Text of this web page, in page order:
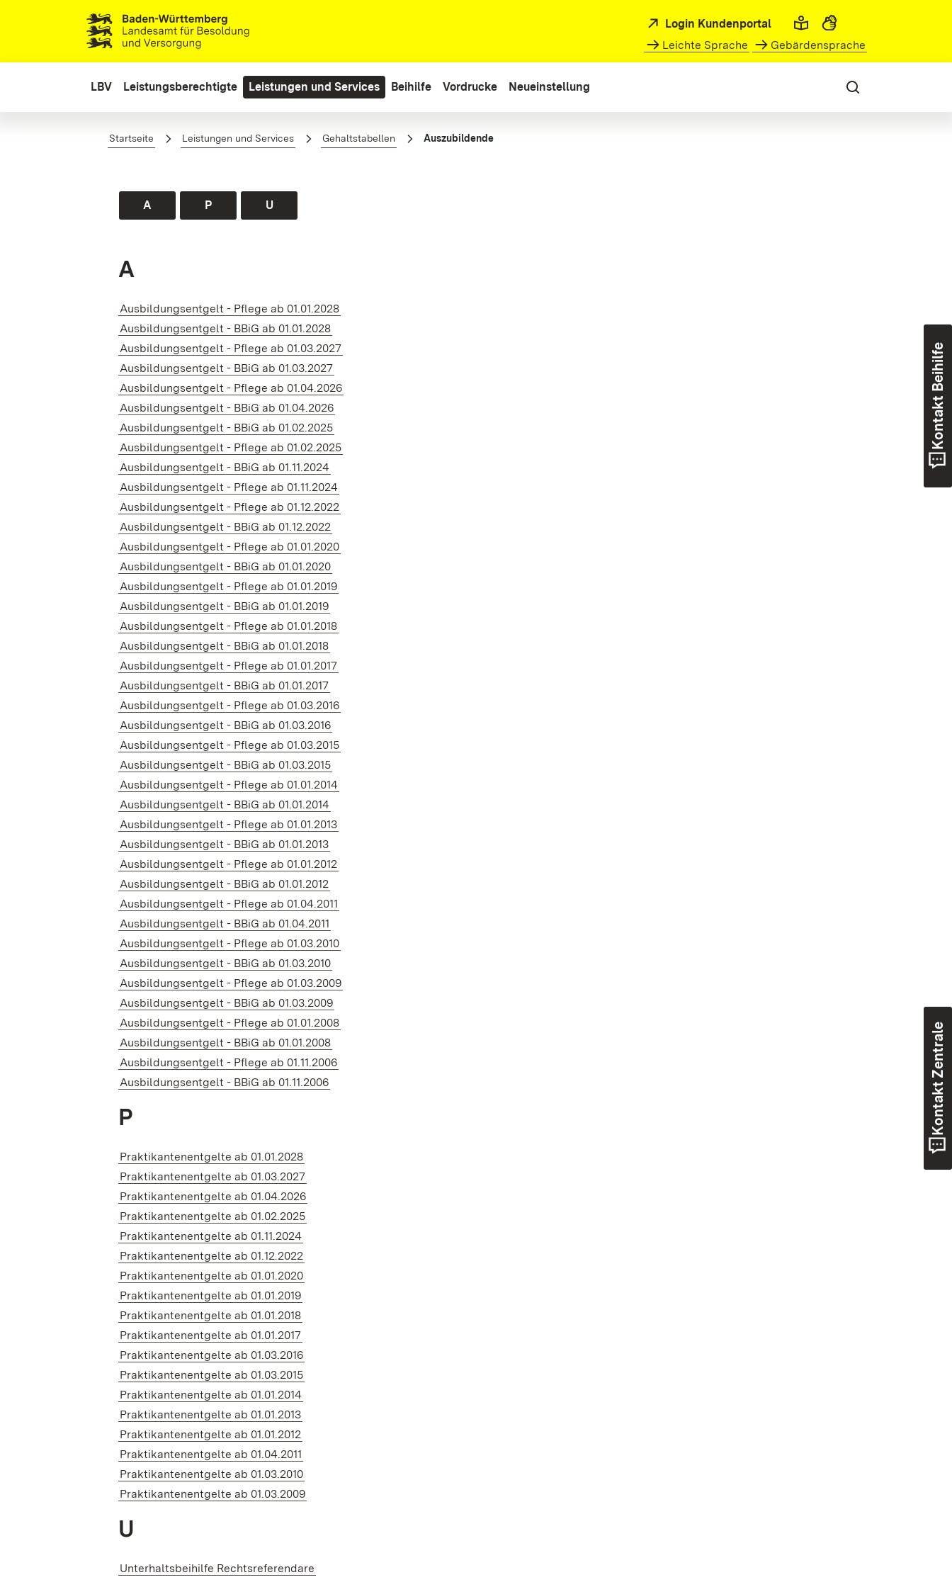
Zum Hauptinhalt springen
Login Kundenportal
Leichte Sprache
Gebärdensprache
LBV Leistungsberechtigte Leistungen und Services Beihilfe Vordrucke Neueinstellung
Startseite Leistungen und Services Gehaltstabellen Auszubildende
A P U
A
Ausbildungsentgelt - Pflege ab 01.01.2028
Ausbildungsentgelt - BBiG ab 01.01.2028
Ausbildungsentgelt - Pflege ab 01.03.2027
Ausbildungsentgelt - BBiG ab 01.03.2027
Ausbildungsentgelt - Pflege ab 01.04.2026
Ausbildungsentgelt - BBiG ab 01.04.2026
Ausbildungsentgelt - BBiG ab 01.02.2025
Ausbildungsentgelt - Pflege ab 01.02.2025
Ausbildungsentgelt - BBiG ab 01.11.2024
Ausbildungsentgelt - Pflege ab 01.11.2024
Ausbildungsentgelt - Pflege ab 01.12.2022
Ausbildungsentgelt - BBiG ab 01.12.2022
Ausbildungsentgelt - Pflege ab 01.01.2020
Ausbildungsentgelt - BBiG ab 01.01.2020
Ausbildungsentgelt - Pflege ab 01.01.2019
Ausbildungsentgelt - BBiG ab 01.01.2019
Ausbildungsentgelt - Pflege ab 01.01.2018
Ausbildungsentgelt - BBiG ab 01.01.2018
Ausbildungsentgelt - Pflege ab 01.01.2017
Ausbildungsentgelt - BBiG ab 01.01.2017
Ausbildungsentgelt - Pflege ab 01.03.2016
Ausbildungsentgelt - BBiG ab 01.03.2016
Ausbildungsentgelt - Pflege ab 01.03.2015
Ausbildungsentgelt - BBiG ab 01.03.2015
Ausbildungsentgelt - Pflege ab 01.01.2014
Ausbildungsentgelt - BBiG ab 01.01.2014
Ausbildungsentgelt - Pflege ab 01.01.2013
Ausbildungsentgelt - BBiG ab 01.01.2013
Ausbildungsentgelt - Pflege ab 01.01.2012
Ausbildungsentgelt - BBiG ab 01.01.2012
Ausbildungsentgelt - Pflege ab 01.04.2011
Ausbildungsentgelt - BBiG ab 01.04.2011
Ausbildungsentgelt - Pflege ab 01.03.2010
Ausbildungsentgelt - BBiG ab 01.03.2010
Ausbildungsentgelt - Pflege ab 01.03.2009
Ausbildungsentgelt - BBiG ab 01.03.2009
Ausbildungsentgelt - Pflege ab 01.01.2008
Ausbildungsentgelt - BBiG ab 01.01.2008
Ausbildungsentgelt - Pflege ab 01.11.2006
Ausbildungsentgelt - BBiG ab 01.11.2006
P
Praktikantenentgelte ab 01.01.2028
Praktikantenentgelte ab 01.03.2027
Praktikantenentgelte ab 01.04.2026
Praktikantenentgelte ab 01.02.2025
Praktikantenentgelte ab 01.11.2024
Praktikantenentgelte ab 01.12.2022
Praktikantenentgelte ab 01.01.2020
Praktikantenentgelte ab 01.01.2019
Praktikantenentgelte ab 01.01.2018
Praktikantenentgelte ab 01.01.2017
Praktikantenentgelte ab 01.03.2016
Praktikantenentgelte ab 01.03.2015
Praktikantenentgelte ab 01.01.2014
Praktikantenentgelte ab 01.01.2013
Praktikantenentgelte ab 01.01.2012
Praktikantenentgelte ab 01.04.2011
Praktikantenentgelte ab 01.03.2010
Praktikantenentgelte ab 01.03.2009
U
Unterhaltsbeihilfe Rechtsreferendare
Kontakt Beihilfe
Kontakt Zentrale